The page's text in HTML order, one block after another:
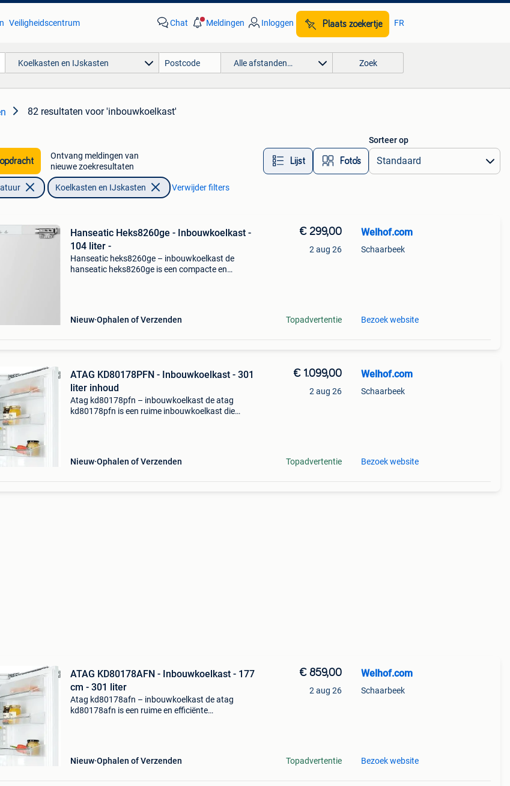
Veiligheidscentrum Chat Meldingen Inloggen Plaats zoekertje FR
Koelkasten en IJskasten Alle afstanden… Zoek
82 resultaten voor 'inbouwkoelkast'
Ontvang meldingen van
nieuwe zoekresultaten
Lijst Foto’s
Sorteer op
Koelkasten en IJskasten Verwijder filters
Hanseatic Heks8260ge - Inbouwkoelkast -
104 liter -
Hanseatic heks8260ge – inbouwkoelkast de
hanseatic heks8260ge is een compacte en
Nieuw Ophalen of Verzenden
€ 299,00
2 aug 26
Topadvertentie
Welhof.com
Schaarbeek
Bezoek website
ATAG KD80178PFN - Inbouwkoelkast - 301
liter inhoud
Atag kd80178pfn – inbouwkoelkast de atag
kd80178pfn is een ruime inbouwkoelkast die
Nieuw Ophalen of Verzenden
€ 1.099,00
2 aug 26
Topadvertentie
Welhof.com
Schaarbeek
Bezoek website
ATAG KD80178AFN - Inbouwkoelkast - 177
cm - 301 liter
Atag kd80178afn – inbouwkoelkast de atag
kd80178afn is een ruime en efficiënte
Nieuw Ophalen of Verzenden
€ 859,00
2 aug 26
Topadvertentie
Welhof.com
Schaarbeek
Bezoek website